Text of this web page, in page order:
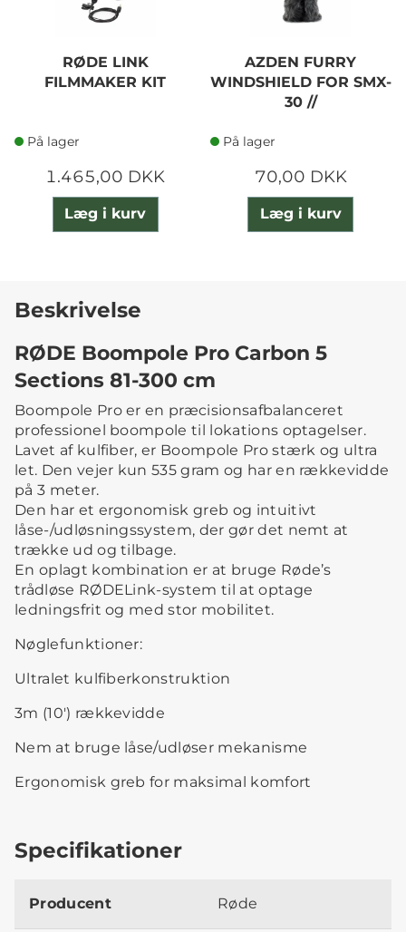
RØDE LINK
FILMMAKER KIT
På lager
1.465,00 DKK
Læg i kurv
AZDEN FURRY
WINDSHIELD FOR SMX-
30 //
På lager
70,00 DKK
Læg i kurv
Beskrivelse
RØDE Boompole Pro Carbon 5
Sections 81-300 cm
Boompole Pro er en præcisionsafbalanceret
professionel boompole til lokations optagelser.
Lavet af kulfiber, er Boompole Pro stærk og ultra
let. Den vejer kun 535 gram og har en rækkevidde
på 3 meter.
Den har et ergonomisk greb og intuitivt
låse-/udløsningssystem, der gør det nemt at
trække ud og tilbage.
En oplagt kombination er at bruge Røde’s
trådløse RØDELink-system til at optage
ledningsfrit og med stor mobilitet.
Nøglefunktioner:
Ultralet kulfiberkonstruktion
3m (10') rækkevidde
Nem at bruge låse/udløser mekanisme
Ergonomisk greb for maksimal komfort
Specifikationer
Producent Røde